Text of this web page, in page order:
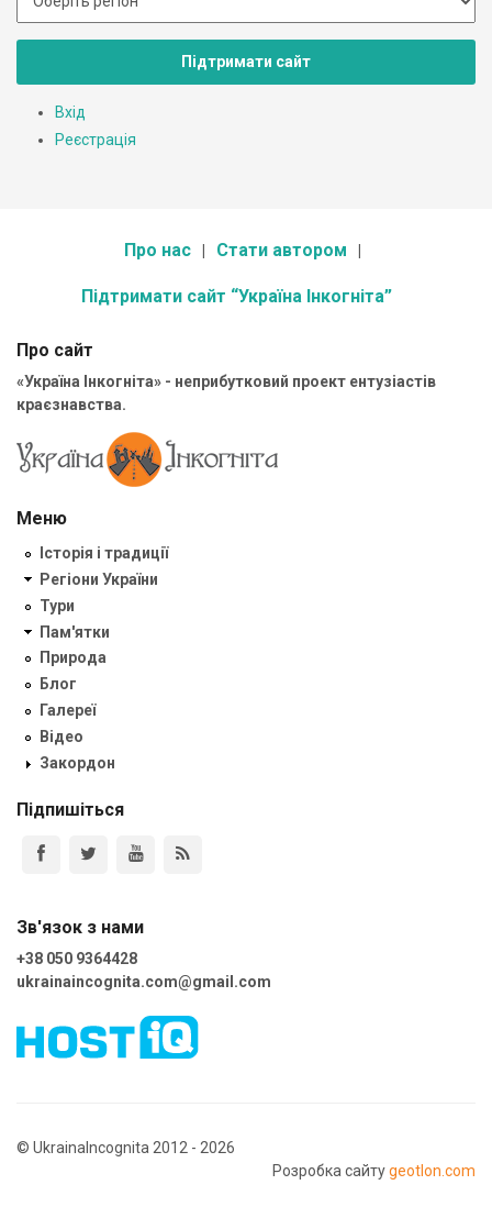
Підтримати сайт
Вхід
Реєстрація
Про нас Стати автором
Підтримати сайт “Україна Інкогніта”
Про сайт
«Україна Інкогніта» - неприбутковий проект ентузіастів
краєзнавства.
Меню
Історія і традиції
Регіони України
Тури
Пам'ятки
Природа
Блог
Галереї
Відео
Закордон
Підпишіться
Зв'язок з нами
+38 050 9364428
ukrainaincognita.com@gmail.com
© UkrainaIncognita 2012 - 2026
Розробка сайтуgeotlon.com